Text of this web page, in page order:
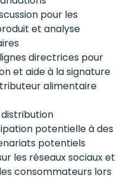
pour les
et analyse
directrices pour
et aide à la signature
alimentaire
potentielle à des
potentiels
les réseaux sociaux et
consommateurs lors